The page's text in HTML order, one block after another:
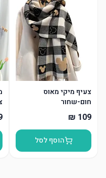
צעיף מיקי מאוס
חום-שחור
הוסף לסל